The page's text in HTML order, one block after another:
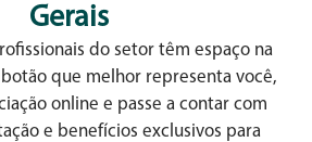
Gerais
do setor têm espaço na
que melhor representa você,
online e passe a contar com
e benefícios exclusivos para